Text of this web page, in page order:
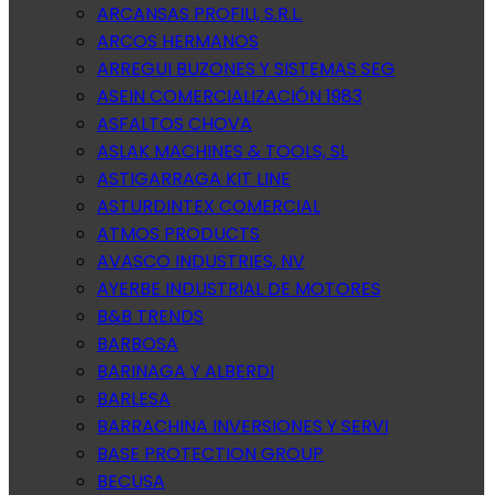
ARCANSAS PROFILI, S.R.L.
ARCOS HERMANOS
ARREGUI BUZONES Y SISTEMAS SEG
ASEIN COMERCIALIZACIÓN 1983
ASFALTOS CHOVA
ASLAK MACHINES & TOOLS, SL
ASTIGARRAGA KIT LINE
ASTURDINTEX COMERCIAL
ATMOS PRODUCTS
AVASCO INDUSTRIES, NV
AYERBE INDUSTRIAL DE MOTORES
B&B TRENDS
BARBOSA
BARINAGA Y ALBERDI
BARLESA
BARRACHINA INVERSIONES Y SERVI
BASE PROTECTION GROUP
BECUSA